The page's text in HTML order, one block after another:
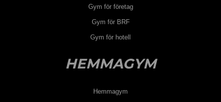
Gym för företag
Gym för BRF
Gym för hotell
HEMMAGYM
Hemmagym